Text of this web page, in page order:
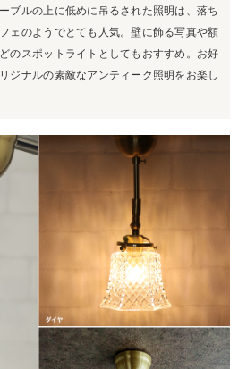
ブルの上に低めに吊るされた照明は、落ち
ェのようでとても人気。壁に飾る写真や額
のスポットライトとしてもおすすめ。お好
ジナルの素敵なアンティーク照明をお楽し